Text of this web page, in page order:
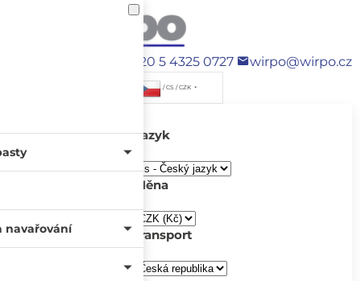
+420 5 4325 0727 wirpo@wirpo.cz
/ CS / CZK
Jazyk
Měna
transport
navařování